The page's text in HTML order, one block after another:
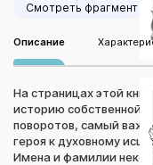
Смотреть фрагмент
Описание
На страницах этой
историю собственной
поворотов, самый
героя к духовному
Имена и фамилии